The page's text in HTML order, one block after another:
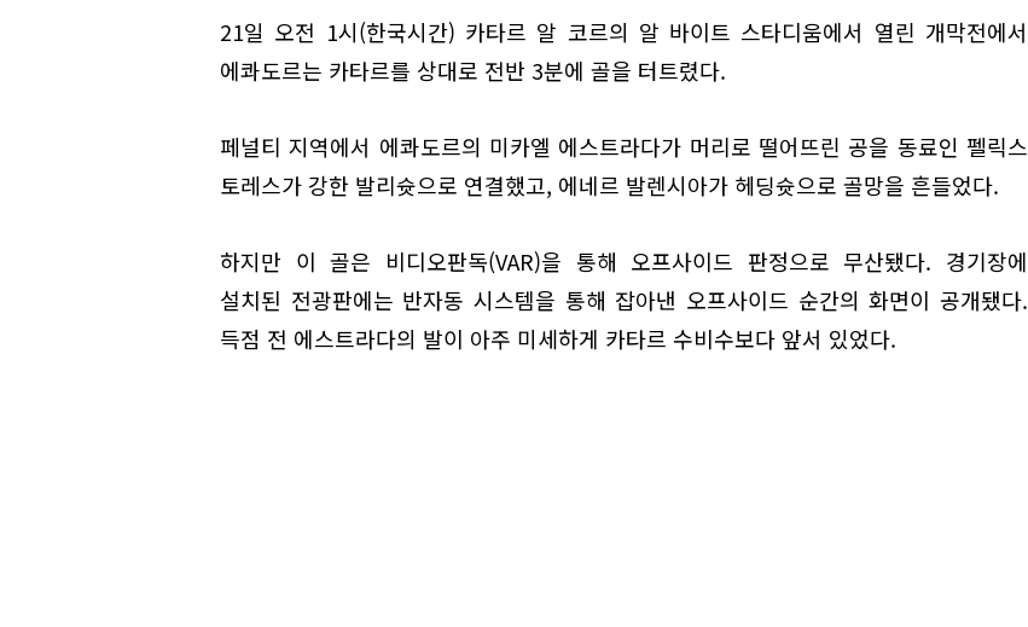
21일 오전 1시(한국시간) 카타르 알 코르의 알 바이트 스타디움에서 열린 개막전에서
에콰도르는 카타르를 상대로 전반 3분에 골을 터트렸다.
페널티 지역에서 에콰도르의 미카엘 에스트라다가 머리로 떨어뜨린 공을 동료인 펠릭스
토레스가 강한 발리슛으로 연결했고, 에네르 발렌시아가 헤딩슛으로 골망을 흔들었다.
하지만 이 골은 비디오판독(VAR)을 통해 오프사이드 판정으로 무산됐다. 경기장에
설치된 전광판에는 반자동 시스템을 통해 잡아낸 오프사이드 순간의 화면이 공개됐다.
득점 전 에스트라다의 발이 아주 미세하게 카타르 수비수보다 앞서 있었다.